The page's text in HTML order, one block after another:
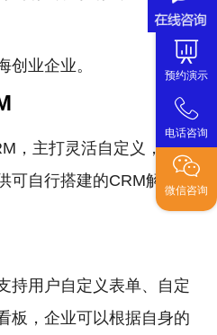
预约演示
电话咨询
微信咨询
创业企业。
，主打灵活自定义，面向
可自行搭建的CRM解决方
持用户自定义表单、自定
板，企业可以根据自身的